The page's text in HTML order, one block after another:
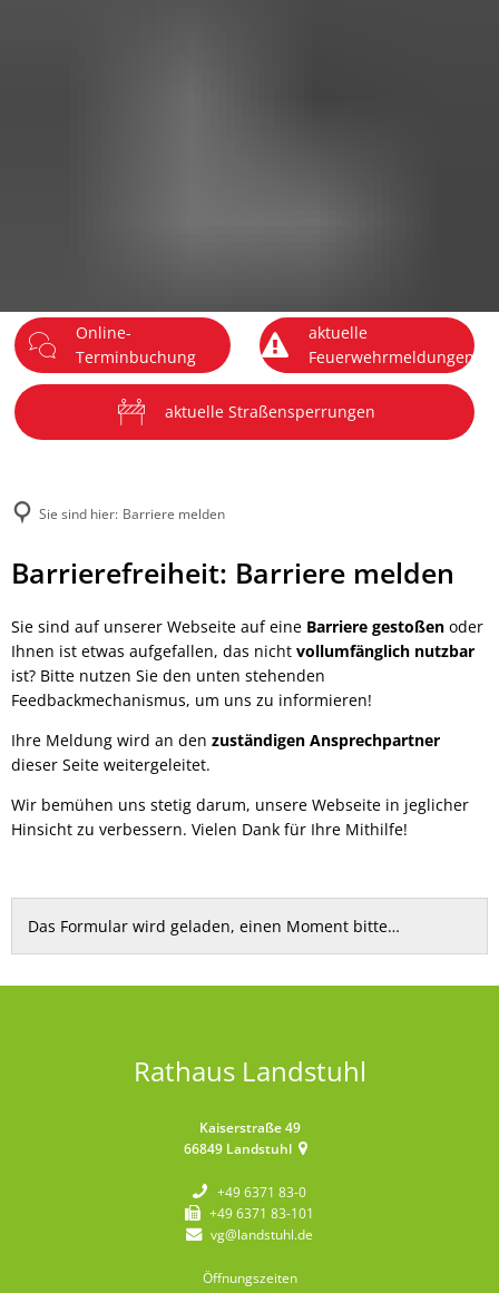
Online-
Terminbuchung
aktuelle
Feuerwehrmeldungen
aktuelle Straßensperrungen
Sie sind hier: Barriere melden
Barriere
melden
Barrierefreiheit: Barriere melden
Sie sind auf unserer Webseite auf eine Barriere gestoßen oder
Ihnen ist etwas aufgefallen, das nicht vollumfänglich nutzbar
ist? Bitte nutzen Sie den unten stehenden
Feedbackmechanismus, um uns zu informieren!
Ihre Meldung wird an den zuständigen Ansprechpartner
dieser Seite weitergeleitet.
Wir bemühen uns stetig darum, unsere Webseite in jeglicher
Hinsicht zu verbessern. Vielen Dank für Ihre Mithilfe!
Das Formular wird geladen, einen Moment bitte…
Rathaus Landstuhl
Kaiserstraße 49
66849 Landstuhl
+49 6371 83-0
+49 6371 83-101
vg@landstuhl.de
Öffnungszeiten